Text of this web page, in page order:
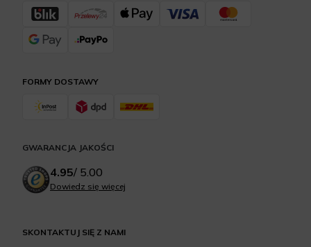
SKONTAKTUJ SIĘ Z NAMI
FORMY DOSTAWY
GWARANCJA JAKOŚCI
4.95/ 5.00
Dowiedz się więcej